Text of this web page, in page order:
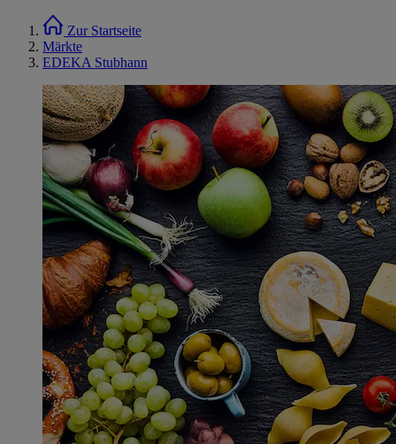
Zur Startseite
Märkte
EDEKA Stubhann